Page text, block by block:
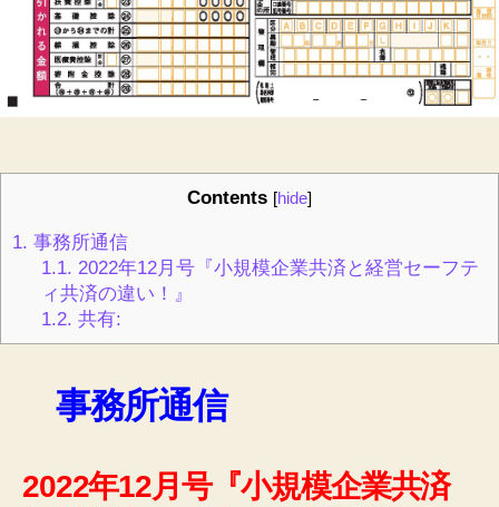
Contents [hide]
1. 事務所通信
1.1. 2022年12月号『小規模企業共済と経営セーフテ
ィ共済の違い！』
1.2. 共有:
事務所通信
2022年12月号『小規模企業共済